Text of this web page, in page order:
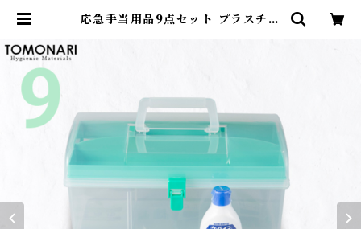
応急手当用品9点セット プラスチッ